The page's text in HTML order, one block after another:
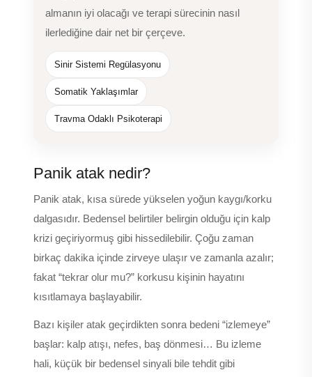
almanın iyi olacağı ve terapi sürecinin nasıl
ilerlediğine dair net bir çerçeve.
Sinir Sistemi Regülasyonu
Somatik Yaklaşımlar
Travma Odaklı Psikoterapi
Panik atak nedir?
Panik atak, kısa sürede yükselen yoğun kaygı/korku
dalgasıdır. Bedensel belirtiler belirgin olduğu için kalp
krizi geçiriyormuş gibi hissedilebilir. Çoğu zaman
birkaç dakika içinde zirveye ulaşır ve zamanla azalır;
fakat “tekrar olur mu?” korkusu kişinin hayatını
kısıtlamaya başlayabilir.
Bazı kişiler atak geçirdikten sonra bedeni “izlemeye”
başlar: kalp atışı, nefes, baş dönmesi… Bu izleme
hali, küçük bir bedensel sinyali bile tehdit gibi